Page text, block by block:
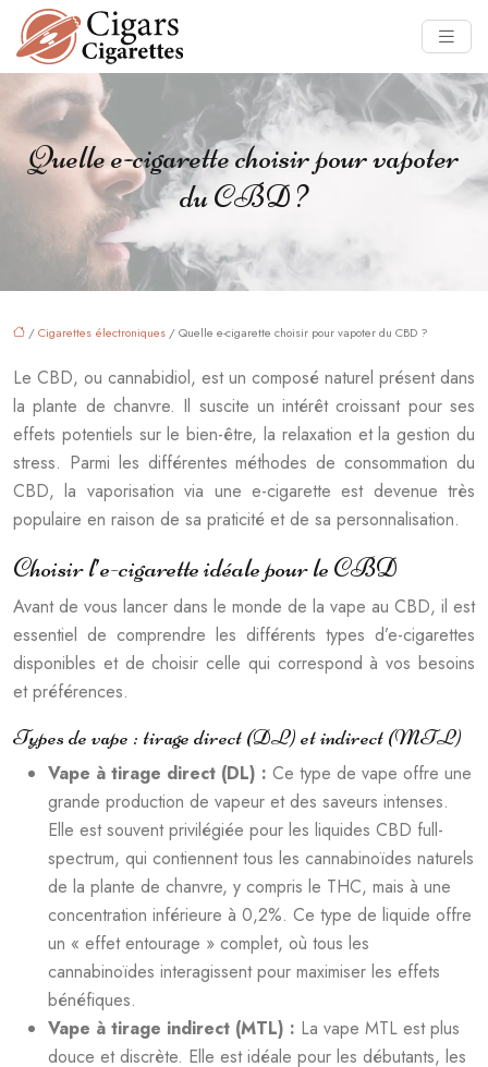
Quelle e-cigarette choisir pour vapoter
du CBD ?
/Cigarettes électroniques / Quelle e-cigarette choisir pour vapoter du CBD ?
Le CBD, ou cannabidiol, est un composé naturel présent dans
la plante de chanvre. Il suscite un intérêt croissant pour ses
effets potentiels sur le bien-être, la relaxation et la gestion du
stress. Parmi les différentes méthodes de consommation du
CBD, la vaporisation via une e-cigarette est devenue très
populaire en raison de sa praticité et de sa personnalisation.
Choisir l’e-cigarette idéale pour le CBD
Avant de vous lancer dans le monde de la vape au CBD, il est
essentiel de comprendre les différents types d’e-cigarettes
disponibles et de choisir celle qui correspond à vos besoins
et préférences.
Types de vape : tirage direct (DL) et indirect (MTL)
Vape à tirage direct (DL) : Ce type de vape offre une
grande production de vapeur et des saveurs intenses.
Elle est souvent privilégiée pour les liquides CBD full-
spectrum, qui contiennent tous les cannabinoïdes naturels
de la plante de chanvre, y compris le THC, mais à une
concentration inférieure à 0,2%. Ce type de liquide offre
un « effet entourage » complet, où tous les
cannabinoïdes interagissent pour maximiser les effets
bénéfiques.
Vape à tirage indirect (MTL) : La vape MTL est plus
douce et discrète. Elle est idéale pour les débutants, les